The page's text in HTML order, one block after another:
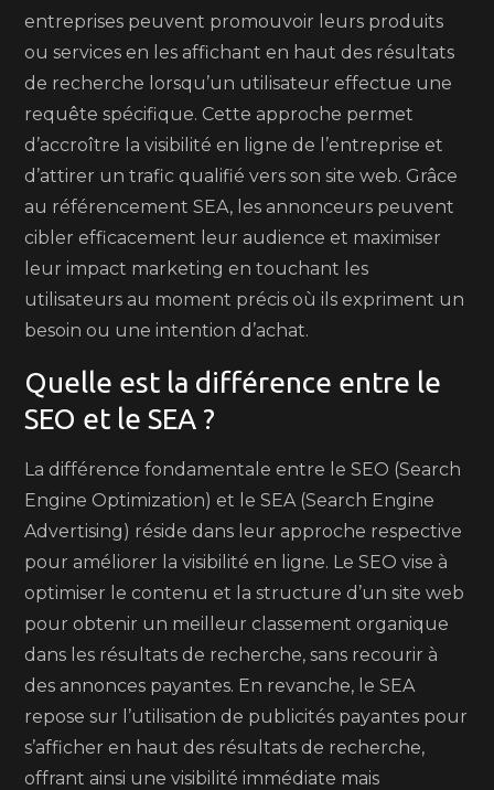
entreprises peuvent promouvoir leurs produits
ou services en les affichant en haut des résultats
de recherche lorsqu’un utilisateur effectue une
requête spécifique. Cette approche permet
d’accroître la visibilité en ligne de l’entreprise et
d’attirer un trafic qualifié vers son site web. Grâce
au référencement SEA, les annonceurs peuvent
cibler efficacement leur audience et maximiser
leur impact marketing en touchant les
utilisateurs au moment précis où ils expriment un
besoin ou une intention d’achat.
Quelle est la différence entre le
SEO et le SEA ?
La différence fondamentale entre le SEO (Search
Engine Optimization) et le SEA (Search Engine
Advertising) réside dans leur approche respective
pour améliorer la visibilité en ligne. Le SEO vise à
optimiser le contenu et la structure d’un site web
pour obtenir un meilleur classement organique
dans les résultats de recherche, sans recourir à
des annonces payantes. En revanche, le SEA
repose sur l’utilisation de publicités payantes pour
s’afficher en haut des résultats de recherche,
offrant ainsi une visibilité immédiate mais